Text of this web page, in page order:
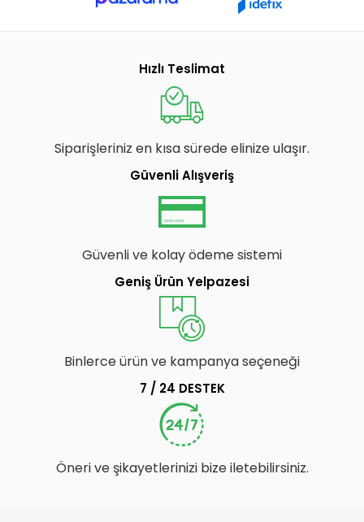
Hızlı Teslimat
Siparişleriniz en kısa sürede elinize ulaşır.
Güvenli Alışveriş
Güvenli ve kolay ödeme sistemi
Geniş Ürün Yelpazesi
Binlerce ürün ve kampanya seçeneği
7 / 24 DESTEK
Öneri ve şikayetlerinizi bize iletebilirsiniz.